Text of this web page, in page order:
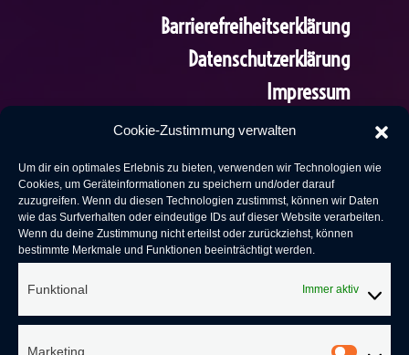
Cookie-Zustimmung verwalten
Um dir ein optimales Erlebnis zu bieten, verwenden wir Technologien wie
Cookies, um Geräteinformationen zu speichern und/oder darauf
zuzugreifen. Wenn du diesen Technologien zustimmst, können wir Daten
wie das Surfverhalten oder eindeutige IDs auf dieser Website verarbeiten.
Wenn du deine Zustimmung nicht erteilst oder zurückziehst, können
bestimmte Merkmale und Funktionen beeinträchtigt werden.
Funktional Immer aktiv
Marketing
Barrierefreiheitserklärung
Datenschutzerklärung
Impressum